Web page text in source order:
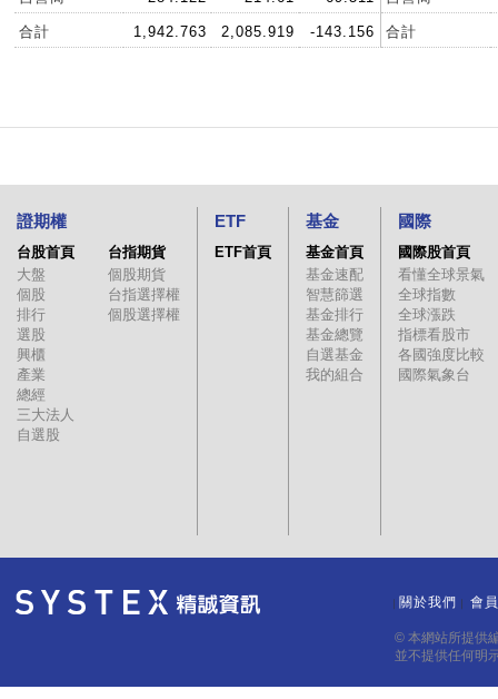
合計 1,942.763 2,085.919 -143.156 合計
證期權
台股首頁
大盤
個股
排行
選股
興櫃
產業
總經
三大法人
自選股
台指期貨
個股期貨
台指選擇權
個股選擇權
ETF
ETF首頁
基金
基金首頁
基金速配
智慧篩選
基金排行
基金總覽
自選基金
我的組合
國際
國際股首頁
看懂全球景氣
全球指數
全球漲跌
指標看股市
各國強度比較
國際氣象台
關於我們 會
© 本網站所提供
並不提供任何明